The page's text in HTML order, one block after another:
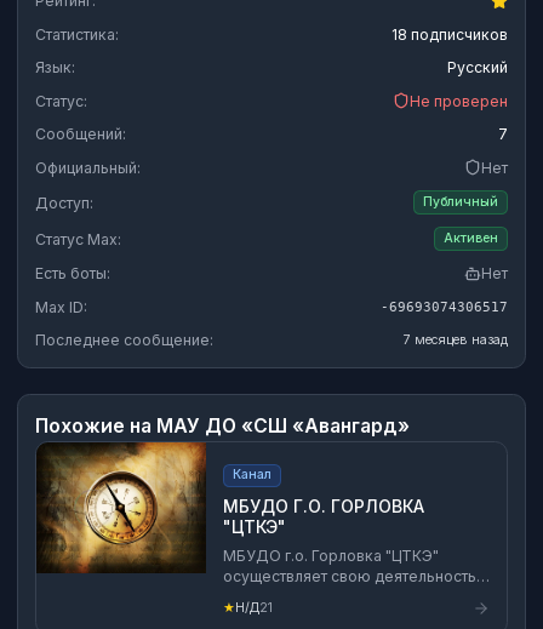
Статистика:
18 подписчиков
Язык:
Русский
Статус:
Не проверен
Сообщений:
7
Официальный:
Нет
Доступ:
Публичный
Статус Max: Активен
Есть боты:
Нет
Max ID:
-69693074306517
Последнее сообщение: 7 месяцев назад
Похожие на МАУ ДО «СШ «Авангард»
Канал
МБУДО Г.О. ГОРЛОВКА
"ЦТКЭ"
МБУДО г.о. Горловка "ЦТКЭ"
осуществляет свою деятельность в
соответствии с локально-
нормативными актами, согласно
★Н/Д21